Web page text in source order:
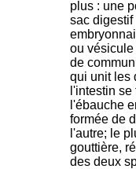
plus : une
sac digestif
ou vésicule
de
qui unit les
l'intestin
l'ébauche
formée de
l'autre; le
gouttière,
des deux